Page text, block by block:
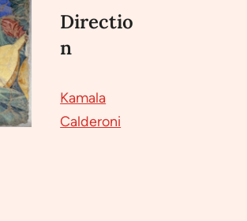
Directio
n
Kamala
Calderoni